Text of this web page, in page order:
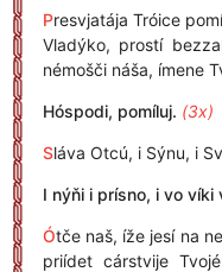
Presvjatája Tróice
Vladýko, prostí
némošči náša, ímene
Hóspodi, pomíluj. (3x)
Sláva Otcú, i Sýnu, i
I nýňi i prísno, i vo víki
Ótče naš, íže jesí na
priídet cárstvije